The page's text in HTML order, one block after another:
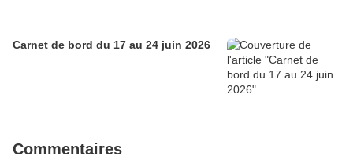
Carnet de bord du 17 au 24 juin 2026
Commentaires